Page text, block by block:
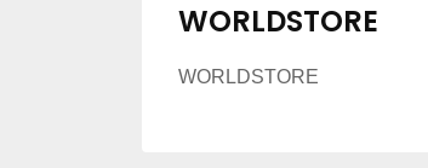
WORLDSTORE
WORLDSTORE